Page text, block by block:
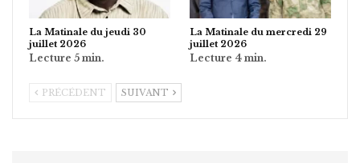
La Matinale du jeudi 30
juillet 2026
La Matinale du mercredi 29
juillet 2026
PRÉCÉDENT SUIVANT